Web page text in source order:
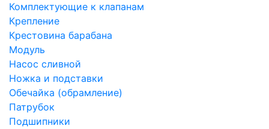
Комплектующие к клапанам
Крепление
Крестовина барабана
Модуль
Насос сливной
Ножка и подставки
Обечайка (обрамление)
Патрубок
Подшипники